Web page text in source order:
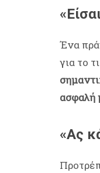
Ένα
για το
ασφαλή
«Ας